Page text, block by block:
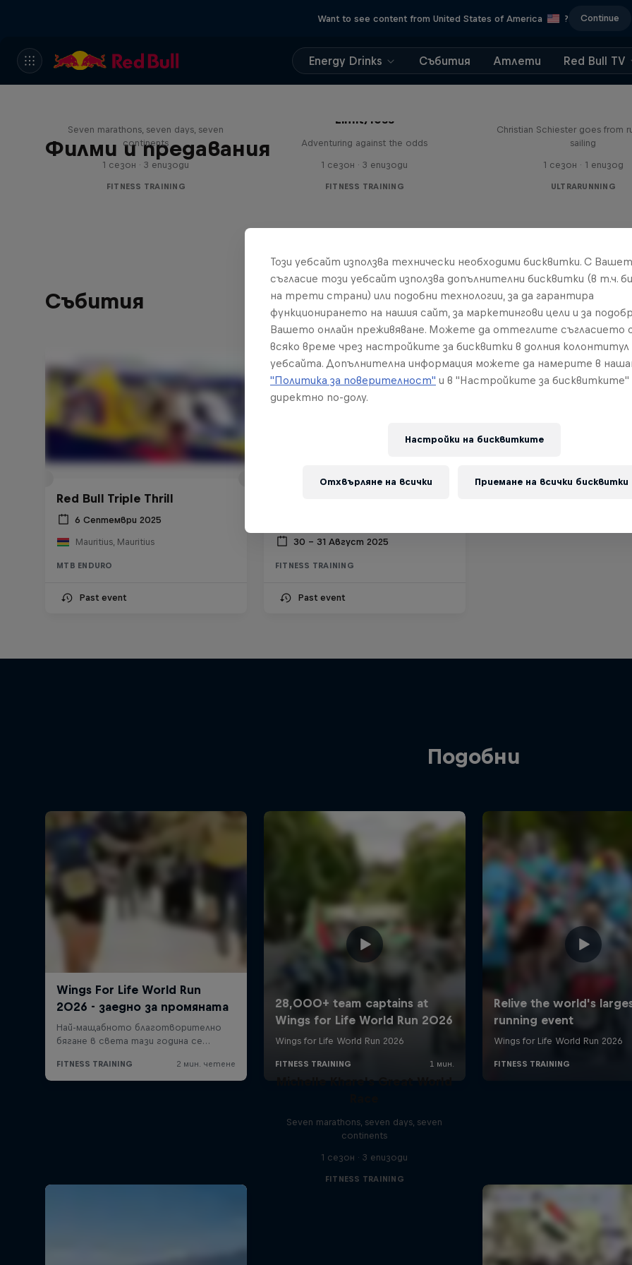
Want to see content from United States of America ? Continue
Energy Drinks Събития Атлети Red Bull TV
Филми и предавания
Michelle Khare's Great World
Seven marathons, seven days, seven
continents
1 сезон · 3 епизоди
FITNESS TRAINING
Limit/less
Adventuring against the odds
1 сезон · 3 епизоди
FITNESS TRAINING
Christian Schiester goes from
sailing
1 сезон · 1 епизод
ULTRARUNNING
Събития
Red Bull Triple Thrill
6 Септември 2025
Mauritius, Mauritius
MTB ENDURO
Past event
30 – 31 Август 2025
FITNESS TRAINING
Past event
Подобни
Michelle Khare's Great World
Seven marathons, seven days, seven
continents
1 сезон · 3 епизоди
FITNESS TRAINING
Този уебсайт използва технически необходими бисквитки. С
съгласие този уебсайт използва допълнителни бисквитки (в т.ч.
на трети страни) или подобни технологии, за да гарантира
функционирането на нашия сайт, за маркетингови цели и за
Вашето онлайн преживяване. Можете да оттеглите съгласието
всяко време чрез настройките за бисквитки в долния колонтитул
уебсайта. Допълнителна информация можете да намерите в
"Политика за поверителност" и в "Настройките за бисквитките"
директно по-долу.
Настройки на бисквитките
Отхвърляне на всички Приемане на всички бисквитки